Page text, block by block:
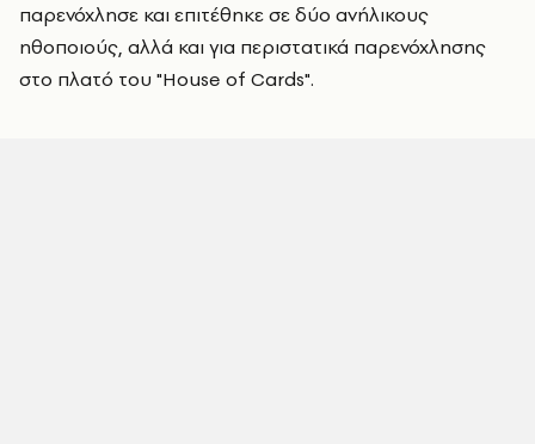
παρενόχλησε και επιτέθηκε σε δύο ανήλικους
ηθοποιούς, αλλά και για περιστατικά παρενόχλησης
στο πλατό του "House of Cards".